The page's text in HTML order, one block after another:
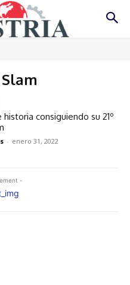
-
historia consiguiendo su 21º
- enero 31, 2022